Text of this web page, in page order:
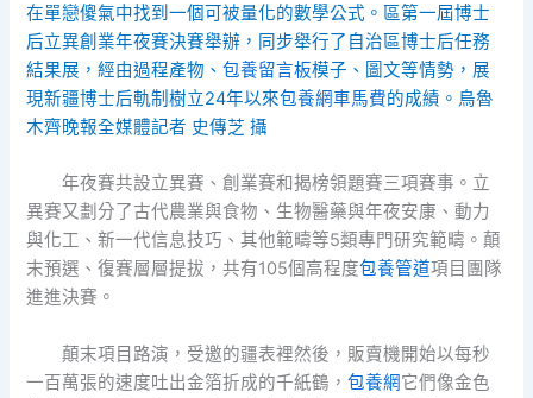
在單戀傻氣中找到一個可被量化的數學公式。區第一屆博士
后立異創業年夜賽決賽舉辦，同步舉行了自治區博士后任務
結果展，經由過程產物、包養留言板模子、圖文等情勢，展
現新疆博士后軌制樹立24年以來包養網車馬費的成績。烏魯
木齊晚報全媒體記者 史傳芝 攝
年夜賽共設立異賽、創業賽和揭榜領題賽三項賽事。立
異賽又劃分了古代農業與食物、生物醫藥與年夜安康、動力
與化工、新一代信息技巧、其他範疇等5類專門研究範疇。顛
末預選、復賽層層提拔，共有105個高程度包養管道項目團隊
進進決賽。
顛末項目路演，受邀的疆表裡然後，販賣機開始以每秒
一百萬張的速度吐出金箔折成的千紙鶴，包養網它們像金色